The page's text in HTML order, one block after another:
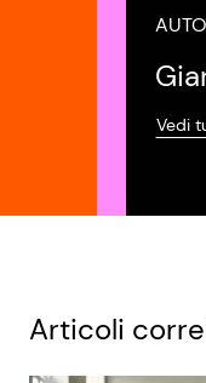
Vedi
Articoli